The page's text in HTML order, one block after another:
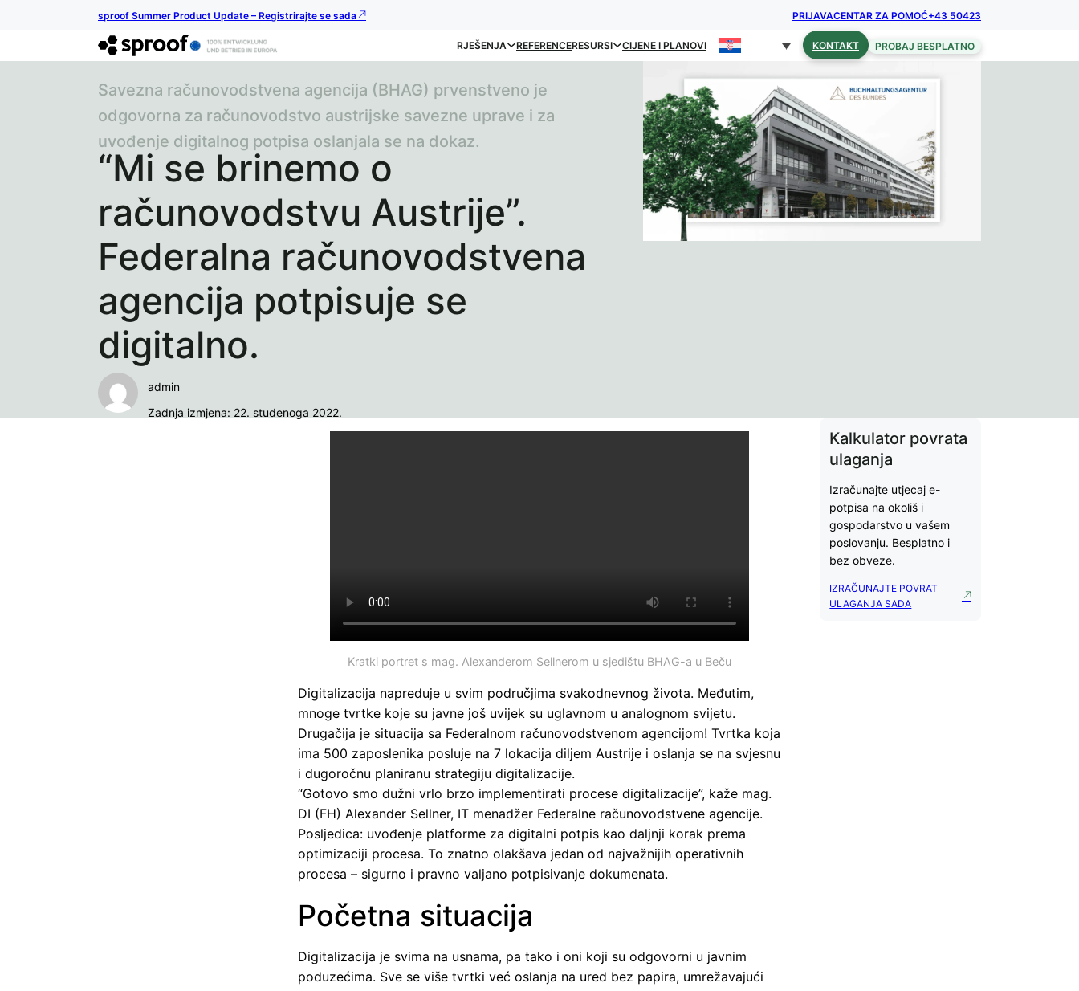
sproof Summer Product Update – Registrirajte se sada PRIJAVACENTAR ZA POMOĆ+43 50423
RJEŠENJA REFERENCERESURSI CIJENE I PLANOVI KONTAKT PROBAJ BESPLATNO
“Mi se brinemo o
računovodstvu Austrije”.
Federalna računovodstvena
agencija potpisuje se
digitalno.
Savezna računovodstvena agencija (BHAG) prvenstveno je
odgovorna za računovodstvo austrijske savezne uprave i za
uvođenje digitalnog potpisa oslanjala se na dokaz.
admin
Zadnja izmjena: 22. studenoga 2022.
Kratki portret s mag. Alexanderom Sellnerom u sjedištu BHAG-a u Beču
Digitalizacija napreduje u svim područjima svakodnevnog života. Međutim,
mnoge tvrtke koje su javne još uvijek su uglavnom u analognom svijetu.
Drugačija je situacija sa Federalnom računovodstvenom agencijom! Tvrtka koja
ima 500 zaposlenika posluje na 7 lokacija diljem Austrije i oslanja se na svjesnu
i dugoročnu planiranu strategiju digitalizacije.
“Gotovo smo dužni vrlo brzo implementirati procese digitalizacije”, kaže mag.
DI (FH) Alexander Sellner, IT menadžer Federalne računovodstvene agencije.
Posljedica: uvođenje platforme za digitalni potpis kao daljnji korak prema
optimizaciji procesa. To znatno olakšava jedan od najvažnijih operativnih
procesa – sigurno i pravno valjano potpisivanje dokumenata.
Početna situacija
Digitalizacija je svima na usnama, pa tako i oni koji su odgovorni u javnim
poduzećima. Sve se više tvrtki već oslanja na ured bez papira, umrežavajući
Kalkulator povrata
ulaganja
Izračunajte utjecaj e-
potpisa na okoliš i
gospodarstvo u vašem
poslovanju. Besplatno i
bez obveze.
IZRAČUNAJTE POVRAT
ULAGANJA SADA